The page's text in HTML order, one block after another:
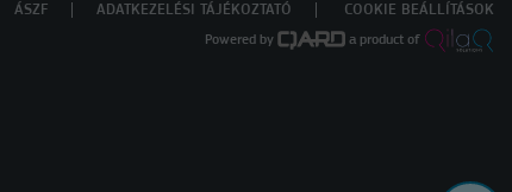
ÁSZF ADATKEZELÉSI TÁJÉKOZTATÓ COOKIE BEÁLLÍTÁSOK
Powered by a product of